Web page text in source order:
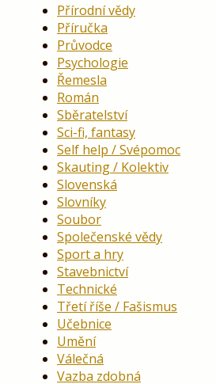
Přírodní vědy
Příručka
Průvodce
Psychologie
Řemesla
Román
Sběratelství
Sci-fi, fantasy
Self help / Svépomoc
Skauting / Kolektiv
Slovenská
Slovníky
Soubor
Společenské vědy
Sport a hry
Stavebnictví
Technické
Třetí říše / Fašismus
Učebnice
Umění
Válečná
Vazba zdobná